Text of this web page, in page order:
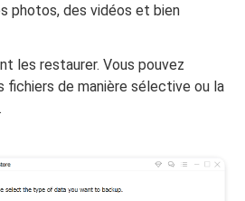
photos, des vidéos et bien
les restaurer. Vous pouvez
fichiers de manière sélective ou la